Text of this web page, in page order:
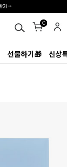
0
선물하기🎁 신상